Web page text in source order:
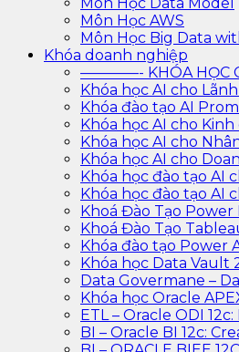
Môn Học AWS
Môn Học Big Data
Khóa doanh nghiệp
————- KHÓA HỌC
Khóa học AI cho
Khóa đào tạo AI
Khóa học AI cho
Khóa học AI cho
Khóa học AI cho
Khóa học đào tạo AI
Khóa học đào tạo AI
Khoá Đào Tạo Power
Khoá Đào Tạo
Khóa đào tạo Power
Khóa học Data Vault
Data Govermane –
Khóa học Oracle
ETL – Oracle ODI
BI – Oracle BI 12c: